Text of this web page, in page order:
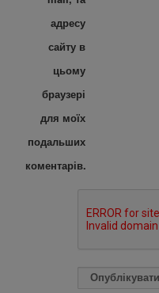
адресу
сайту в
цьому
браузері
для моїх
подальших
коментарів.